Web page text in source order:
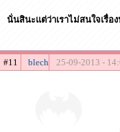
นั่นสินะแต่ว่าเราไม่สนใจเรื่อ
#11 blech 25-09-2013 -